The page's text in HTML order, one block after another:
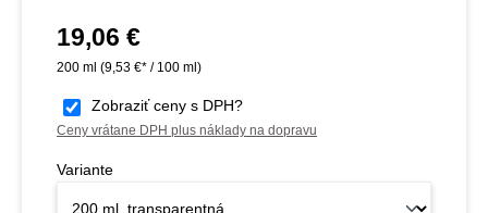
Bežná cena:
19,06 €
200 ml (9,53 €* / 100 ml)
Zobraziť ceny s DPH?
Ceny vrátane DPH plus náklady na dopravu
Variante